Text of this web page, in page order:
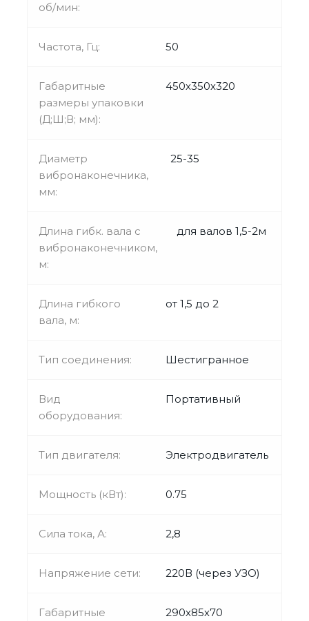
об/мин:
Частота, Гц: 50
Габаритные
размеры упаковки
(Д;Ш;В; мм):
450х350х320
Диаметр
вибронаконечника,
мм:
25-35
Длина гибк. вала с
вибронаконечником,
м:
для валов 1,5-2м
Длина гибкого
вала, м:
от 1,5 до 2
Тип соединения: Шестигранное
Вид
оборудования:
Портативный
Тип двигателя: Электродвигатель
Мощность (кВт): 0.75
Сила тока, А: 2,8
Напряжение сети: 220В (через УЗО)
Габаритные 290х85х70